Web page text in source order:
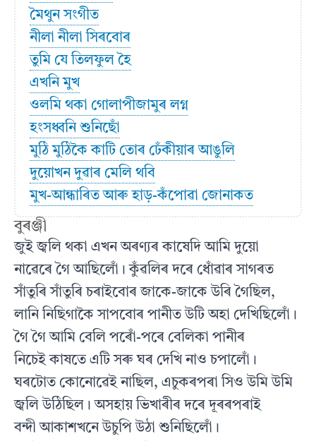
মৈথুন সংগীত
নীলা নীলা সিৰবোৰ
তুমি যে তিলফুল হৈ
এখনি মুখ
ওলমি থকা গোলাপীজামুৰ লগ্ন
হংসধ্বনি শুনিছোঁ
মুঠি মুঠিকৈ কাটি তোৰ ঢেঁকীয়াৰ আঙুলি
দুয়োখন দুৱাৰ মেলি থবি
মুখ-আন্ধাৰিত আৰু হাড়-কঁপোৱা জোনাকত
বুৰঞ্জী
জুই জ্বলি থকা এখন অৰণ্যৰ কাষেদি আমি দুয়ো
নাৱেৰে গৈ আছিলোঁ। কুঁৱলিৰ দৰে ধোঁৱাৰ সাগৰত
সাঁতুৰি সাঁতুৰি চৰাইবোৰ জাকে-জাকে উৰি গৈছিল,
লানি নিছিগাকৈ সাপবোৰ পানীত উটি অহা দেখিছিলোঁ।
গৈ গৈ আমি বেলি পৰোঁ-পৰে বেলিকা পানীৰ
নিচেই কাষতে এটি সৰু ঘৰ দেখি নাও চপালোঁ।
ঘৰটোত কোনোৱেই নাছিল, এচুকৰপৰা সিও উমি উমি
জ্বলি উঠিছিল। অসহায় ভিখাৰীৰ দৰে দূৰৰপৰাই
বন্দী আকাশখনে উচুপি উঠা শুনিছিলোঁ।